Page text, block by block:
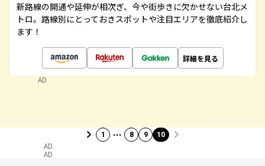
新路線の開通や延伸が相次ぎ、今や街歩きに欠かせない台北メ
トロ。路線別にとっておきスポットや注目エリアを徹底紹介し
ます！
詳細を見る
AD
1 … 8 9 10
AD
AD